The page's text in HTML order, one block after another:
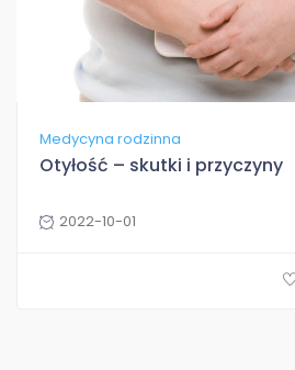
Medycyna rodzinna
Otyłość – skutki i przyczyny
2022-10-01